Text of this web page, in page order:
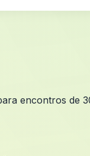
encontros de